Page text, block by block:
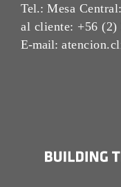
Tel.: Mesa
al cliente: +56 (2)
E-mail: